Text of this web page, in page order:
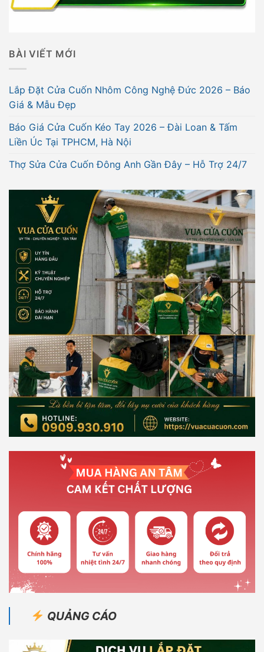
BÀI VIẾT MỚI
Lắp Đặt Cửa Cuốn Nhôm Công Nghệ Đức 2026 – Báo
Giá & Mẫu Đẹp
Báo Giá Cửa Cuốn Kéo Tay 2026 – Đài Loan & Tấm
Liền Úc Tại TPHCM, Hà Nội
Thợ Sửa Cửa Cuốn Đông Anh Gần Đây – Hỗ Trợ 24/7
QUẢNG CÁO